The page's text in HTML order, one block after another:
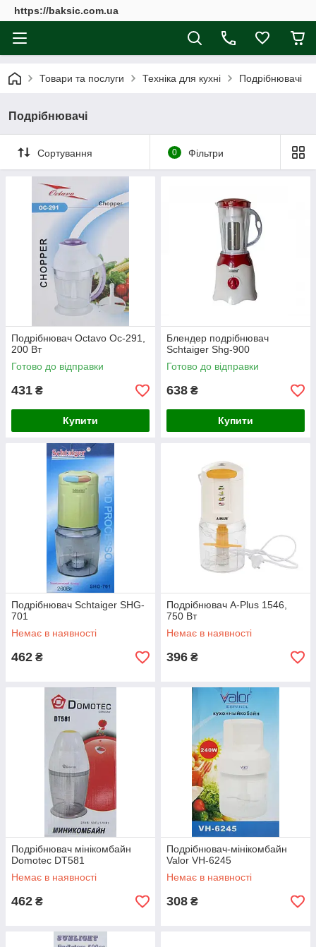
https://baksic.com.ua
Товари та послуги Техніка для кухні Подрібнювачі
Подрібнювачі
Сортування 0 Фільтри
Подрібнювач Octavo Oc-291,
200 Вт
Готово до відправки
431 ₴
Купити
Блендер подрібнювач
Schtaiger Shg-900
Готово до відправки
638 ₴
Купити
Подрібнювач Schtaiger SHG-
701
Немає в наявності
462 ₴
Подрібнювач A-Plus 1546,
750 Вт
Немає в наявності
396 ₴
Подрібнювач мінікомбайн
Domotec DT581
Немає в наявності
462 ₴
Подрібнювач-мінікомбайн
Valor VH-6245
Немає в наявності
308 ₴